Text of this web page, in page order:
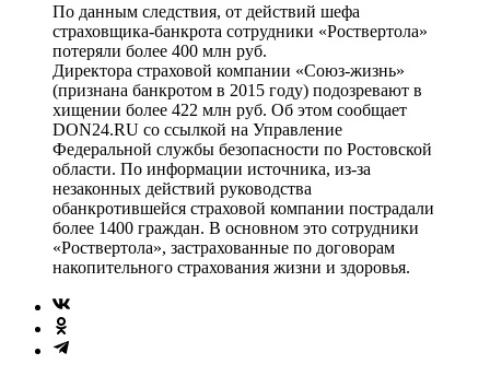
По данным следствия, от действий шефа
страховщика-банкрота сотрудники «Роствертола»
потеряли более 400 млн руб.
Директора страховой компании «Союз-жизнь»
(признана банкротом в 2015 году) подозревают в
хищении более 422 млн руб. Об этом сообщает
DON24.RU со ссылкой на Управление
Федеральной службы безопасности по Ростовской
области. По информации источника, из-за
незаконных действий руководства
обанкротившейся страховой компании пострадали
более 1400 граждан. В основном это сотрудники
«Роствертола», застрахованные по договорам
накопительного страхования жизни и здоровья.